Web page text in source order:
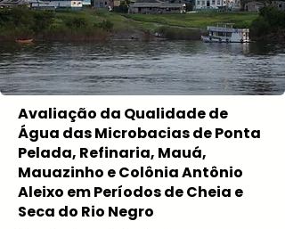
Avaliação da Qualidade de
Água das Microbacias de Ponta
Pelada, Refinaria, Mauá,
Mauazinho e Colônia Antônio
Aleixo em Períodos de Cheia e
Seca do Rio Negro